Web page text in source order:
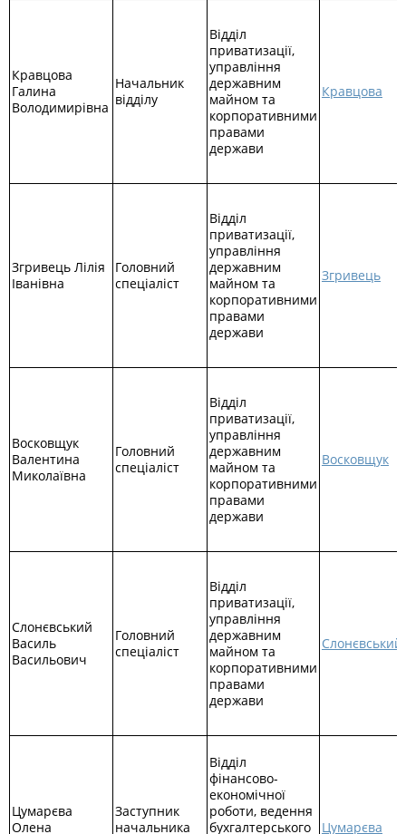
Кравцова
Галина
Володимирівна
Начальник
відділу
Відділ
приватизації,
управління
державним
майном та
корпоративними
правами
держави
Кравцова
Згривець Лілія
Іванівна
Головний
спеціаліст
Відділ
приватизації,
управління
державним
майном та
корпоративними
правами
держави
Згривець
Восковщук
Валентина
Миколаївна
Головний
спеціаліст
Відділ
приватизації,
управління
державним
майном та
корпоративними
правами
держави
Восковщук
Слонєвський
Василь
Васильович
Головний
спеціаліст
Відділ
приватизації,
управління
державним
майном та
корпоративними
правами
держави
Слонєвський
Цумарєва
Олена
Заступник
начальника
Відділ
фінансово-
економічної
роботи, ведення
бухгалтерського
Цумарєва